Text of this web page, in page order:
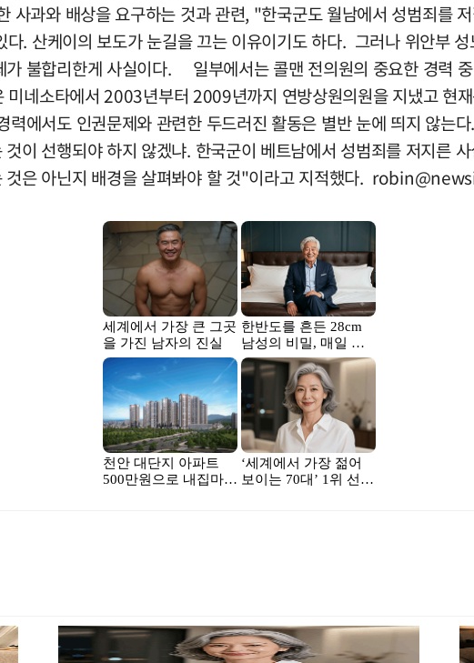
사과와 배상을 요구하는 것과 관련, "한국군도 월남에서 성범죄를
. 산케이의 보도가 눈길을 끄는 이유이기도 하다. 그러나 위안부
불합리한게 사실이다. 일부에서는 콜맨 전의원의 중요한 경력
네소타에서 2003년부터 2009년까지 연방상원의원을 지냈고 현
에서도 인권문제와 관련한 두드러진 활동은 별반 눈에 띄지 않는
이 선행되야 하지 않겠냐. 한국군이 베트남에서 성범죄를 저지른
은 아닌지 배경을 살펴봐야 할 것"이라고 지적했다.